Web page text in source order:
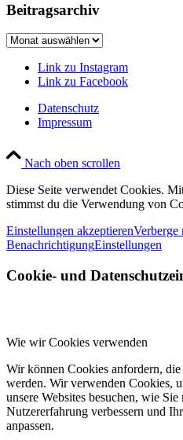
Beitragsarchiv
Beitragsarchiv
Link zu Instagram
Link zu Facebook
Datenschutz
Impressum
Nach oben scrollen
Diese Seite verwendet Cookies.
stimmst du die Verwendung von
Einstellungen akzeptierenVerberge
BenachrichtigungEinstellungen
Cookie- und
Wie wir Cookies verwenden
Wir können Cookies anfordern,
werden. Wir verwenden Cookies,
unsere Websites besuchen, wie
Nutzererfahrung verbessern und
anpassen.